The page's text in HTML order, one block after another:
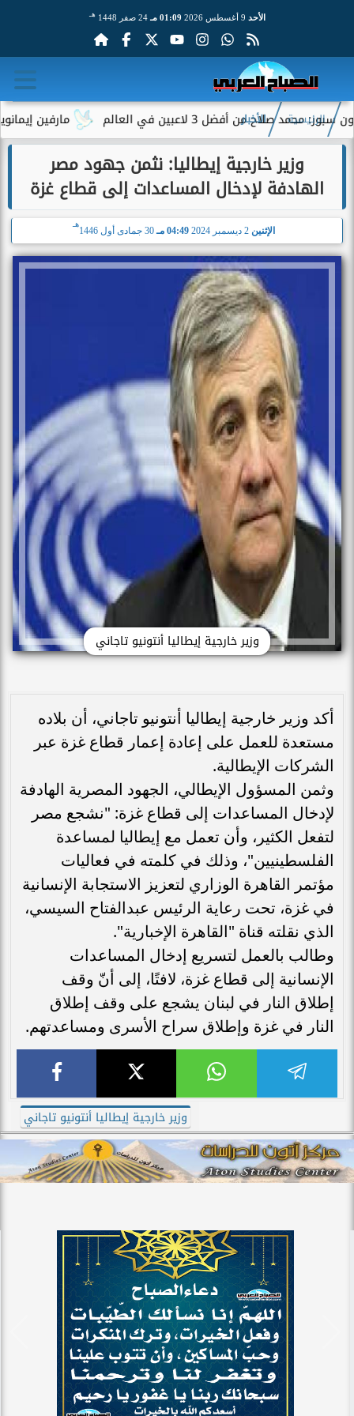
الأحد 01:09 مـ 24 صفر 1448 هـ
مارفين صلاح من أفضل 3 لاعبين في العالم
الرئيسية الأخبار
وزير خارجية إيطاليا: نثمن جهود مصر
الهادفة لإدخال المساعدات إلى قطاع غزة
الإثنين 04:49 مـ 30 جمادى أول 1446
هـ
وزير خارجية إيطاليا أنتونيو تاجاني
أكد وزير خارجية إيطاليا أنتونيو تاجاني، أن بلاده
مستعدة للعمل على إعادة إعمار قطاع غزة عبر
الشركات الإيطالية.
وثمن المسؤول الإيطالي، الجهود المصرية الهادفة
لإدخال المساعدات إلى قطاع غزة: "نشجع مصر
لتفعل الكثير، وأن تعمل مع إيطاليا لمساعدة
الفلسطينيين"، وذلك في كلمته في فعاليات
مؤتمر القاهرة الوزاري لتعزيز الاستجابة الإنسانية
في غزة، تحت رعاية الرئيس عبدالفتاح السيسي،
الذي نقلته قناة "القاهرة الإخبارية".
وطالب بالعمل لتسريع إدخال المساعدات
الإنسانية إلى قطاع غزة، لافتًا، إلى أنّ وقف
إطلاق النار في لبنان يشجع على وقف إطلاق
النار في غزة وإطلاق سراح الأسرى ومساعدتهم.
وزير خارجية إيطاليا أنتونيو تاجاني